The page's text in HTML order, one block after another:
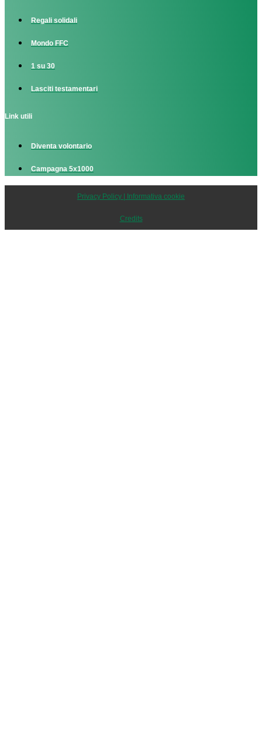
Regali solidali
Mondo FFC
1 su 30
Lasciti testamentari
Link utili
Diventa volontario
Campagna 5x1000
Privacy Policy | Informativa cookie
Credits